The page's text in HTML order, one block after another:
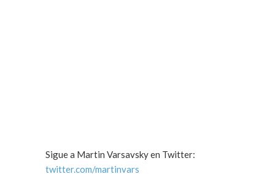
Sigue a Martin Varsavsky en Twitter:
twitter.com/martinvars